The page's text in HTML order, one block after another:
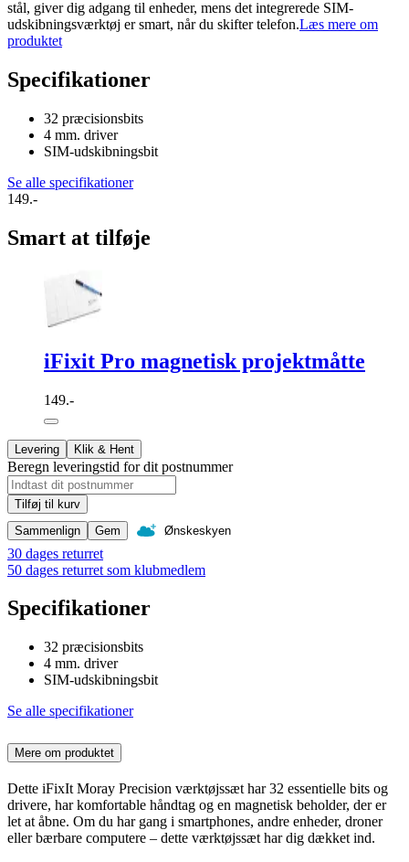
stål, giver dig adgang til enheder, mens det integrerede SIM-
udskibningsværktøj er smart, når du skifter telefon.Læs mere om
produktet
Specifikationer
32 præcisionsbits
4 mm. driver
SIM-udskibningsbit
Se alle specifikationer
149.-
Smart at tilføje
iFixit Pro magnetisk projektmåtte
149.-
Levering Klik & Hent
Beregn leveringstid for dit postnummer
Tilføj til kurv
Sammenlign
Gem Ønskeskyen
30 dages returret
50 dages returret som klubmedlem
Specifikationer
32 præcisionsbits
4 mm. driver
SIM-udskibningsbit
Se alle specifikationer
Mere om produktet
Dette iFixIt Moray Precision værktøjssæt har 32 essentielle bits og
drivere, har komfortable håndtag og en magnetisk beholder, der er
let at åbne. Om du har gang i smartphones, andre enheder, droner
eller bærbare computere – dette værktøjssæt har dig dækket ind.